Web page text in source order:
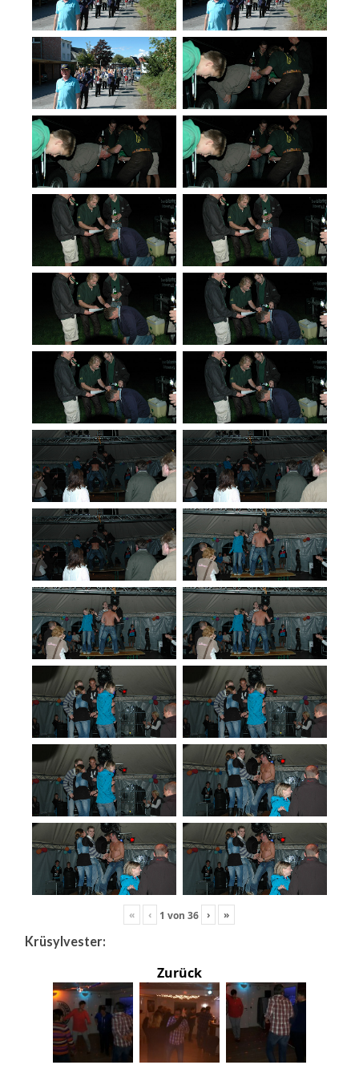
« ‹ 1 von36 › »
Krüsylvester:
Zurück